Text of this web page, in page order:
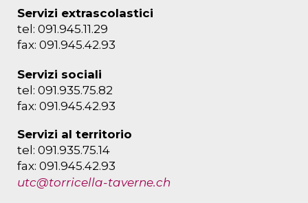
Servizi extrascolastici
tel: 091.945.11.29
fax: 091.945.42.93
Servizi sociali
tel: 091.935.75.82
fax: 091.945.42.93
Servizi al territorio
tel: 091.935.75.14
fax: 091.945.42.93
utc@torricella-taverne.ch